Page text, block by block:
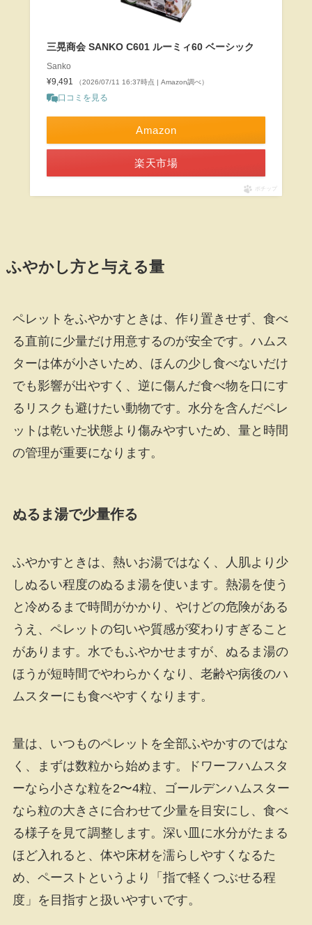
三晃商会 SANKO C601 ルーミィ60 ベーシック
Sanko
¥9,491
（2026/07/11 16:37時点 | Amazon調べ）
口コミを見る
Amazon
楽天市場
ポチップ
ふやかし方と与える量
ペレットをふやかすときは、作り置きせず、食べ
る直前に少量だけ用意するのが安全です。ハムス
ターは体が小さいため、ほんの少し食べないだけ
でも影響が出やすく、逆に傷んだ食べ物を口にす
るリスクも避けたい動物です。水分を含んだペレ
ットは乾いた状態より傷みやすいため、量と時間
の管理が重要になります。
ぬるま湯で少量作る
ふやかすときは、熱いお湯ではなく、人肌より少
しぬるい程度のぬるま湯を使います。熱湯を使う
と冷めるまで時間がかかり、やけどの危険がある
うえ、ペレットの匂いや質感が変わりすぎること
があります。水でもふやかせますが、ぬるま湯の
ほうが短時間でやわらかくなり、老齢や病後のハ
ムスターにも食べやすくなります。
量は、いつものペレットを全部ふやかすのではな
く、まずは数粒から始めます。ドワーフハムスタ
ーなら小さな粒を2〜4粒、ゴールデンハムスター
なら粒の大きさに合わせて少量を目安にし、食べ
る様子を見て調整します。深い皿に水分がたまる
ほど入れると、体や床材を濡らしやすくなるた
め、ペーストというより「指で軽くつぶせる程
度」を目指すと扱いやすいです。